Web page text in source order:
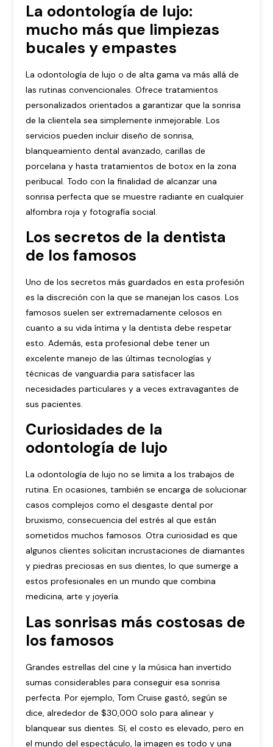
La odontología de lujo:
mucho más que limpiezas
bucales y empastes
La odontología de lujo o de alta gama va más allá de
las rutinas convencionales. Ofrece tratamientos
personalizados orientados a garantizar que la sonrisa
de la clientela sea simplemente inmejorable. Los
servicios pueden incluir diseño de sonrisa,
blanqueamiento dental avanzado, carillas de
porcelana y hasta tratamientos de botox en la zona
peribucal. Todo con la finalidad de alcanzar una
sonrisa perfecta que se muestre radiante en cualquier
alfombra roja y fotografía social.
Los secretos de la dentista
de los famosos
Uno de los secretos más guardados en esta profesión
es la discreción con la que se manejan los casos. Los
famosos suelen ser extremadamente celosos en
cuanto a su vida íntima y la dentista debe respetar
esto. Además, esta profesional debe tener un
excelente manejo de las últimas tecnologías y
técnicas de vanguardia para satisfacer las
necesidades particulares y a veces extravagantes de
sus pacientes.
Curiosidades de la
odontología de lujo
La odontología de lujo no se limita a los trabajos de
rutina. En ocasiones, también se encarga de solucionar
casos complejos como el desgaste dental por
bruxismo, consecuencia del estrés al que están
sometidos muchos famosos. Otra curiosidad es que
algunos clientes solicitan incrustaciones de diamantes
y piedras preciosas en sus dientes, lo que sumerge a
estos profesionales en un mundo que combina
medicina, arte y joyería.
Las sonrisas más costosas de
los famosos
Grandes estrellas del cine y la música han invertido
sumas considerables para conseguir esa sonrisa
perfecta. Por ejemplo, Tom Cruise gastó, según se
dice, alrededor de $30,000 solo para alinear y
blanquear sus dientes. Sí, el costo es elevado, pero en
el mundo del espectáculo, la imagen es todo y una